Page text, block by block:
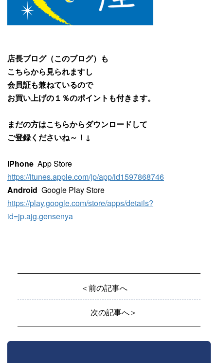
店長ブログ（このブログ）も
こちらから見られますし
会員証も兼ねているので
お買い上げの１％のポイントも付きます。
まだの方はこちらからダウンロードして
ご登録くださいね～！↓
iPhone App Store
https://itunes.apple.com/jp/app/id1597868746
Android Google Play Store
https://play.google.com/store/apps/details?
id=jp.ajg.gensenya
＜前の記事へ
次の記事へ＞